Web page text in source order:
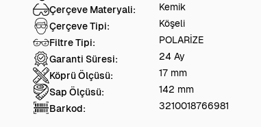
Çerçeve Materyali:
Kemik
Çerçeve Tipi:
Köşeli
Filtre Tipi:
POLARİZE
Garanti Süresi:
24 Ay
Köprü Ölçüsü:
17 mm
Sap Ölçüsü:
142 mm
Barkod:
3210018766981